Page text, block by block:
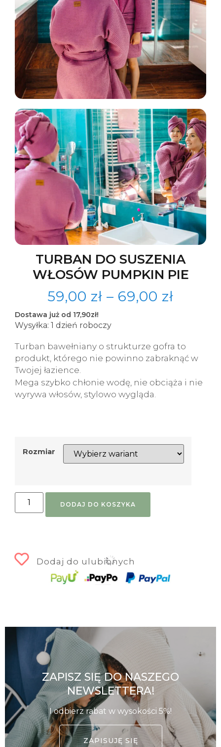
TURBAN DO SUSZENIA
WŁOSÓW PUMPKIN PIE
59,00 zł – 69,00 zł
Dostawa już od 17,90zł!
Wysyłka: 1 dzień roboczy
Turban bawełniany o strukturze gofra to
produkt, którego nie powinno zabraknąć w
Twojej łazience.
Mega szybko chłonie wodę, nie obciąża i nie
wyrywa włosów, stylowo wygląda.
Rozmiar
DODAJ DO KOSZYKA
Dodaj do ulubionych
ZAPISZ SIĘ DO NASZEGO
NEWSLETTERA!
I odbierz rabat w wysokości 5%!
ZAPISUJĘ SIĘ